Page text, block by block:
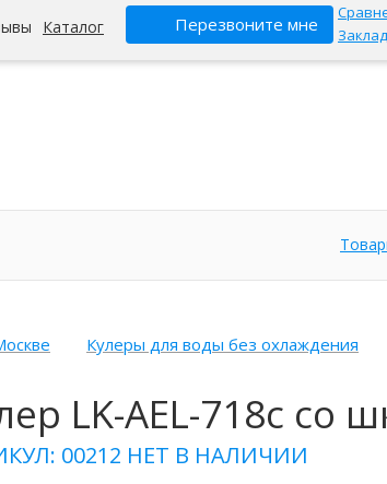
Каталог Перезвоните мне
Кулеры для воды без охлаждения
LK-AEL-718c со
00212 НЕТ В НАЛИЧИИ